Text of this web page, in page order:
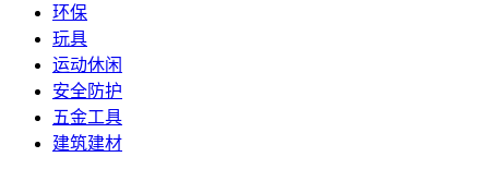
环保
玩具
运动休闲
安全防护
五金工具
建筑建材